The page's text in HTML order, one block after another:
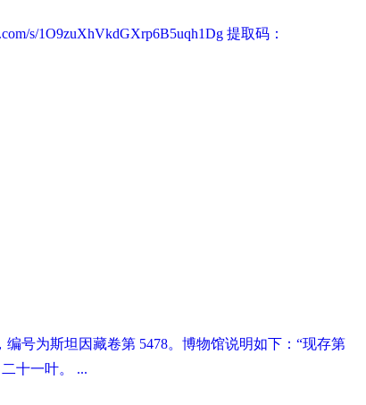
s/1O9zuXhVkdGXrp6B5uqh1Dg 提取码：
号为斯坦因藏卷第 5478。博物馆说明如下：“现存第
十一叶。 ...